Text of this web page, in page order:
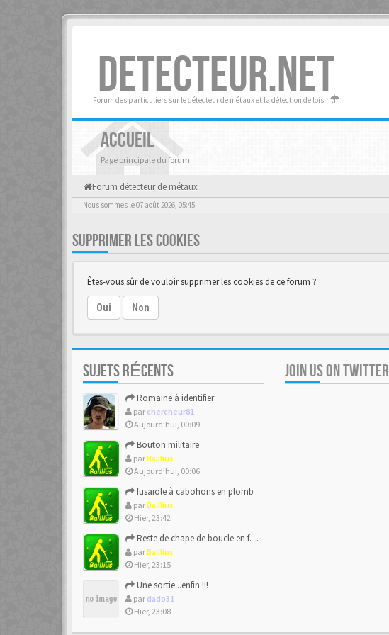
DETECTEUR.NET
Forum des particuliers sur le détecteur de métaux et la détection de loisir
ACCUEIL
Page principale du forum
Forum détecteur de métaux
Nous sommes le 07 août 2026, 05:45
SUPPRIMER LES COOKIES
Êtes-vous sûr de vouloir supprimer les cookies de ce forum ?
Oui Non
SUJETS RÉCENTS
Romaine à identifier
par chercheur81
Aujourd’hui, 00:09
Bouton militaire
parBaillius
Aujourd’hui, 00:06
fusaïole à cabohons en plomb
parBaillius
Hier, 23:42
Reste de chape de boucle en forme de ??
parBaillius
Hier, 23:15
Une sortie...enfin !!!
par dado31
Hier, 23:08
JOIN US ON TWITTER